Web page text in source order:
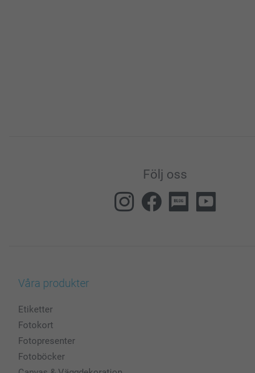
Följ oss
Våra produkter
Etiketter
Fotokort
Fotopresenter
Fotoböcker